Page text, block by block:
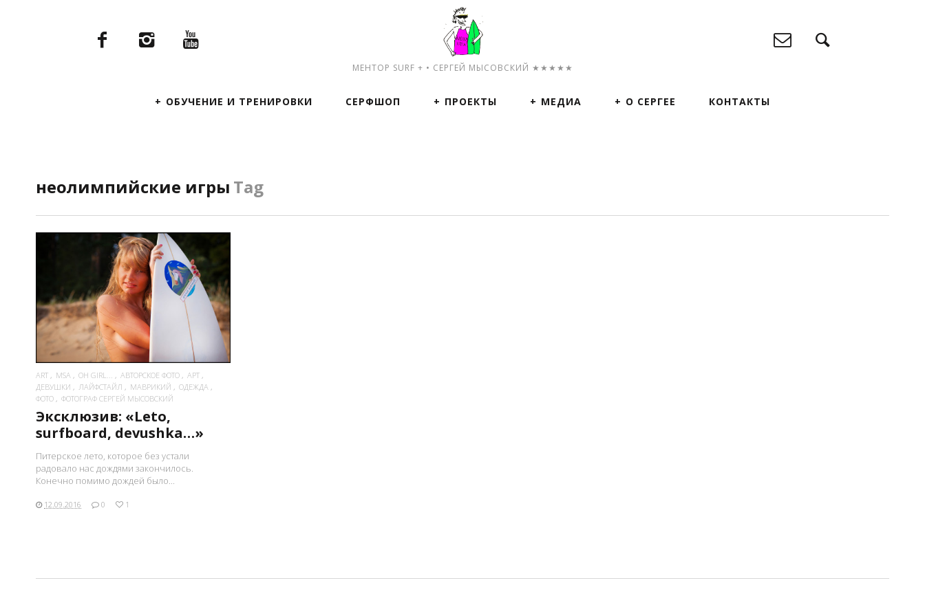
МЕНТОР SURF + • СЕРГЕЙ МЫСОВСКИЙ ★★★★★
ОБУЧЕНИЕ И ТРЕНИРОВКИ СЕРФШОП ПРОЕКТЫ МЕДИА О СЕРГЕЕ КОНТАКТЫ
неолимпийские игры Tag
ПОСМОТРЕТЬ
ART MSA OH GIRL... АВТОРСКОЕ ФОТО
АРТ
ДЕВУШКИ
ЛАЙФСТАЙЛ МАВРИКИЙ
ОДЕЖДА
ФОТО
ФОТОГРАФ СЕРГЕЙ МЫСОВСКИЙ
Эксклюзив: «Leto,
surfboard, devushka…»
Питерское лето, которое без устали
радовало нас дождями закончилось.
Конечно помимо дождей было...
12.09.2016 0 1